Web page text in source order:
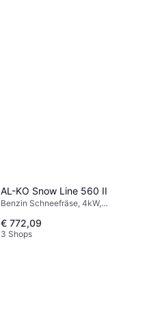
AL-KO Snow Line 560 II
Benzin Schneefräse, 4kW,
€ 772,09
3 Shops